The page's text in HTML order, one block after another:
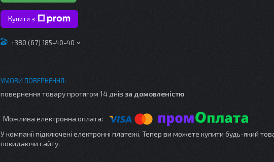
Купити з
+380 (67) 185-40-40
повернення товару протягом 14 днів за домовленістю
У компанії підключені електронні платежі. Тепер ви можете купити будь-який
покидаючи сайту.